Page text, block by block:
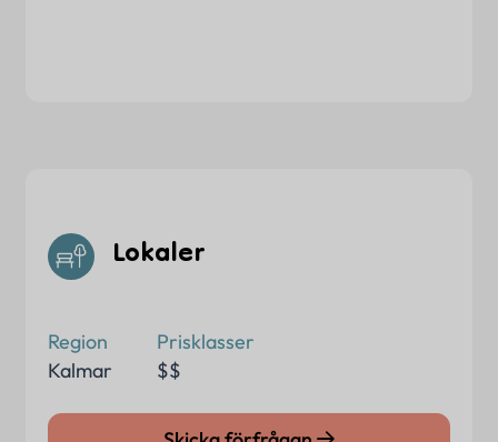
Lokaler
Region
Kalmar
Prisklasser
$$